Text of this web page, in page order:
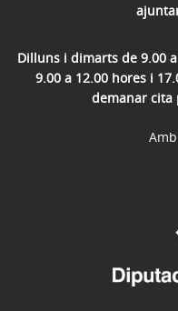
Dilluns i dimarts de 9.00
9.00 a 12.00 hores i
demanar cita